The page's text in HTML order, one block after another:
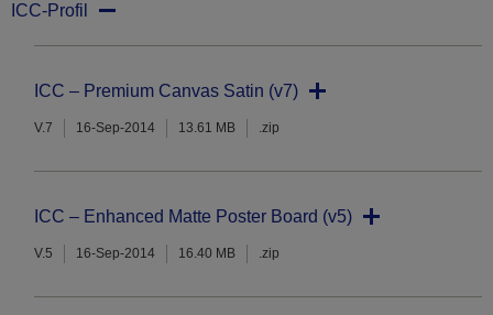
ICC-Profil
ICC – Premium Canvas Satin (v7)
V.7 16-Sep-2014 13.61 MB .zip
ICC – Enhanced Matte Poster Board (v5)
V.5 16-Sep-2014 16.40 MB .zip